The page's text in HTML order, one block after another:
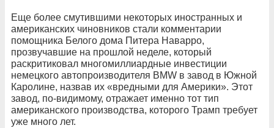
Еще более смутившими некоторых иностранных и
американских чиновников стали комментарии
помощника Белого дома Питера Наварро,
прозвучавшие на прошлой неделе, который
раскритиковал многомиллиардные инвестиции
немецкого автопроизводителя BMW в завод в Южной
Каролине, назвав их «вредными для Америки». Этот
завод, по-видимому, отражает именно тот тип
американского производства, которого Трамп требует
уже много лет.